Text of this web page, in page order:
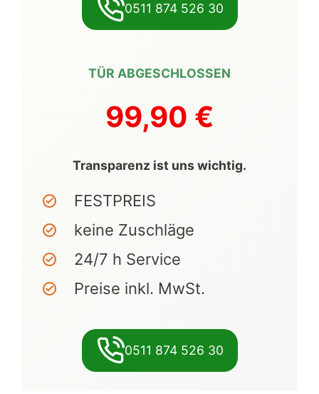
0511 874 526 30
TÜR ABGESCHLOSSEN
99,90 €
Transparenz ist uns wichtig.
FESTPREIS
keine Zuschläge
24/7 h Service
Preise inkl. MwSt.
0511 874 526 30